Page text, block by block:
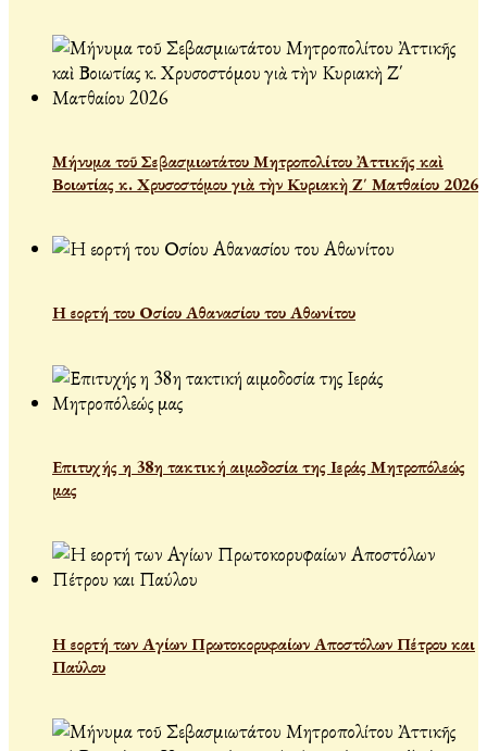
Μήνυμα τοῦ Σεβασμιωτάτου Μητροπολίτου Ἀττικῆς καὶ
Βοιωτίας κ. Χρυσοστόμου γιὰ τὴν Κυριακὴ Ζ΄ Ματθαίου 2026
Η εορτή του Οσίου Αθανασίου του Αθωνίτου
Επιτυχής η 38η τακτική αιμοδοσία της Ιεράς Μητροπόλεώς
μας
Η εορτή των Αγίων Πρωτοκορυφαίων Αποστόλων Πέτρου και
Παύλου